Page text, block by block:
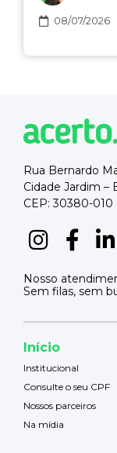
08/07/2026
Rua Bernardo
Cidade Jardim –
CEP: 30380-010
Nosso
Sem filas, sem
Início
Institucional
Consulte o seu CPF
Nossos parceiros
Na mídia